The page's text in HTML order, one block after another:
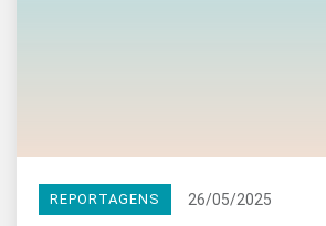
REPORTAGENS 26/05/2025